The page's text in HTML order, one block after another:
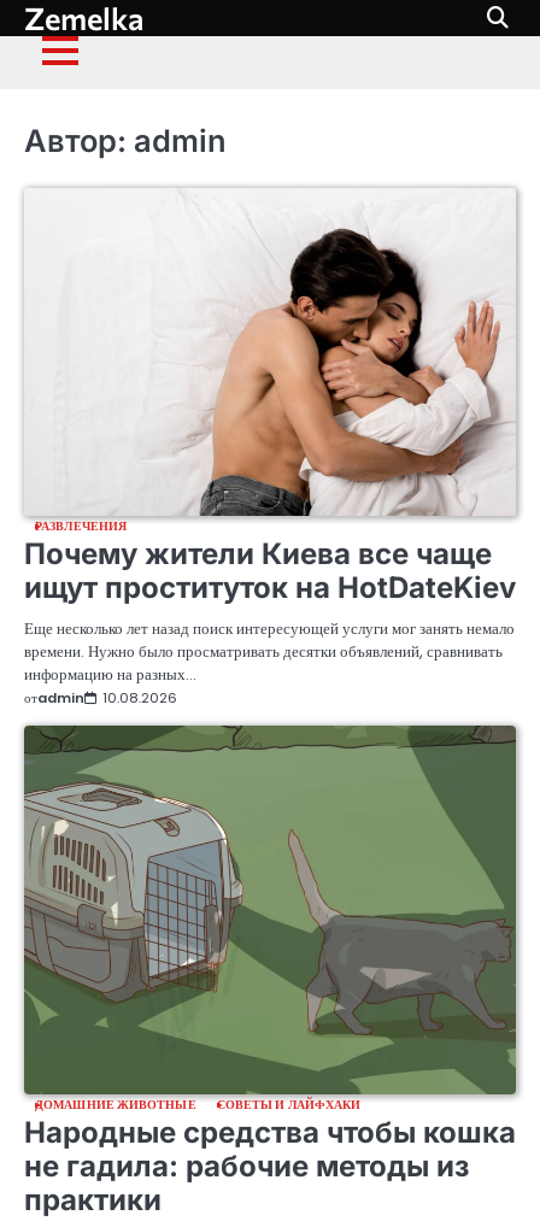
Перейти
к
содержимому
Zemelka
Автор: admin
РАЗВЛЕЧЕНИЯ
Почему жители Киева все чаще
ищут проституток на HotDateKiev
Еще несколько лет назад поиск интересующей услуги мог занять немало
времени. Нужно было просматривать десятки объявлений, сравнивать
информацию на разных…
отadmin 10.08.2026
ДОМАШНИЕ ЖИВОТНЫЕ СОВЕТЫ И ЛАЙФХАКИ
Народные средства чтобы кошка
не гадила: рабочие методы из
практики